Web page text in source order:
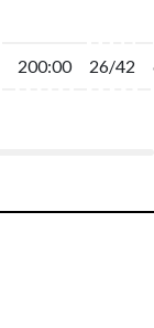
200:00 26/42
200:00 26/42